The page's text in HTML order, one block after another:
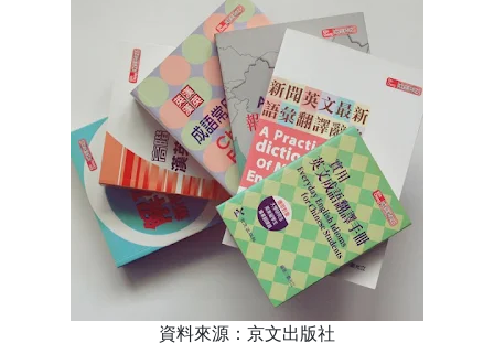
資料來源：京文出版社